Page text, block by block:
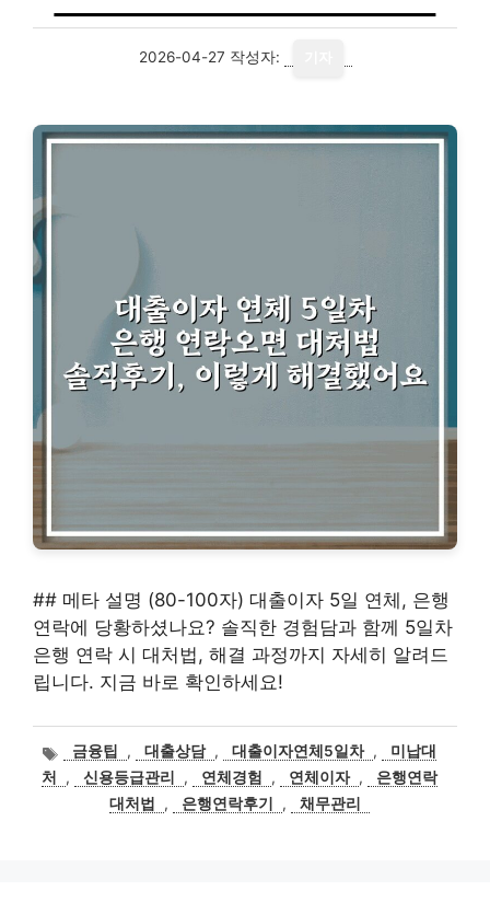
2026-04-27 작성자:
## 메타 설명 (80-100자) 대출이자 5일 연체, 은행
연락에 당황하셨나요? 솔직한 경험담과 함께 5일차
은행 연락 시 대처법, 해결 과정까지 자세히 알려드
립니다. 지금 바로 확인하세요!
태금융팁 , 대출상담 , 대출이자연체5일차 ,
미납대
처
, 신용등급관리 , 연체경험 , 연체이자 ,
은행연락
대처법
, 은행연락후기 , 채무관리